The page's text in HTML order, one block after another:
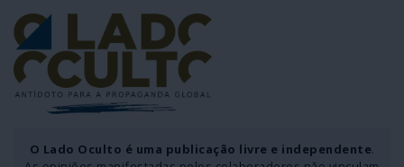
O Lado Oculto é uma publicação livre e independente.